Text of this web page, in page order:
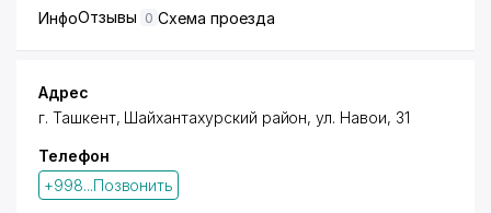
ИнфоОтзывы 0 Схема проезда
Адрес
г. Ташкент, Шайхантахурский район, ул. Навои, 31
Телефон
+998...Позвонить